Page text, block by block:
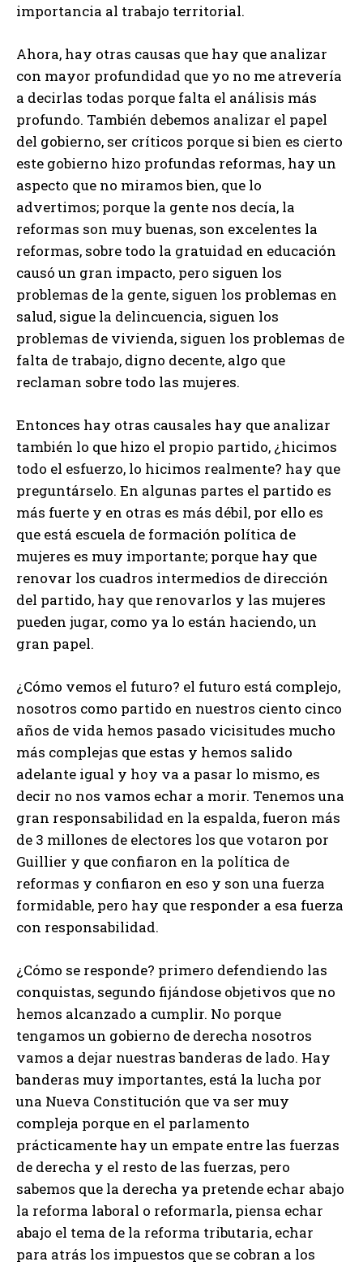
importancia al trabajo territorial.
Ahora, hay otras causas que hay que analizar
con mayor profundidad que yo no me atrevería
a decirlas todas porque falta el análisis más
profundo. También debemos analizar el papel
del gobierno, ser críticos porque si bien es cierto
este gobierno hizo profundas reformas, hay un
aspecto que no miramos bien, que lo
advertimos; porque la gente nos decía, la
reformas son muy buenas, son excelentes la
reformas, sobre todo la gratuidad en educación
causó un gran impacto, pero siguen los
problemas de la gente, siguen los problemas en
salud, sigue la delincuencia, siguen los
problemas de vivienda, siguen los problemas de
falta de trabajo, digno decente, algo que
reclaman sobre todo las mujeres.
Entonces hay otras causales hay que analizar
también lo que hizo el propio partido, ¿hicimos
todo el esfuerzo, lo hicimos realmente? hay que
preguntárselo. En algunas partes el partido es
más fuerte y en otras es más débil, por ello es
que está escuela de formación política de
mujeres es muy importante; porque hay que
renovar los cuadros intermedios de dirección
del partido, hay que renovarlos y las mujeres
pueden jugar, como ya lo están haciendo, un
gran papel.
¿Cómo vemos el futuro? el futuro está complejo,
nosotros como partido en nuestros ciento cinco
años de vida hemos pasado vicisitudes mucho
más complejas que estas y hemos salido
adelante igual y hoy va a pasar lo mismo, es
decir no nos vamos echar a morir. Tenemos una
gran responsabilidad en la espalda, fueron más
de 3 millones de electores los que votaron por
Guillier y que confiaron en la política de
reformas y confiaron en eso y son una fuerza
formidable, pero hay que responder a esa fuerza
con responsabilidad.
¿Cómo se responde? primero defendiendo las
conquistas, segundo fijándose objetivos que no
hemos alcanzado a cumplir. No porque
tengamos un gobierno de derecha nosotros
vamos a dejar nuestras banderas de lado. Hay
banderas muy importantes, está la lucha por
una Nueva Constitución que va ser muy
compleja porque en el parlamento
prácticamente hay un empate entre las fuerzas
de derecha y el resto de las fuerzas, pero
sabemos que la derecha ya pretende echar abajo
la reforma laboral o reformarla, piensa echar
abajo el tema de la reforma tributaria, echar
para atrás los impuestos que se cobran a los